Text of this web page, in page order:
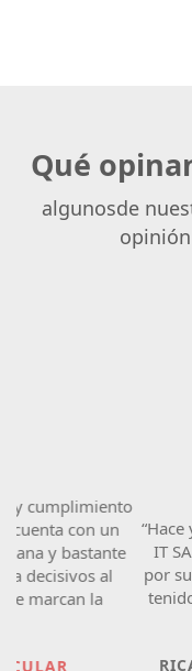
Qué
algunosde
“Hace ya varios
IT SAS y tengo
por su
tenido dificultades
RICARDO